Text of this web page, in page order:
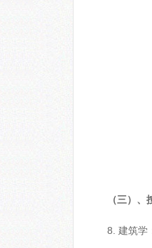
（三）
8. 建筑学